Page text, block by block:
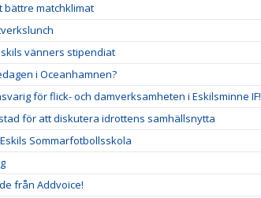
bättre matchklimat
vänners stipendiat
i Oceanhamnen?
för flick- och damverksamheten i Eskilsminne IF!
för att diskutera idrottens samhällsnytta
Sommarfotbollsskola
från Addvoice!